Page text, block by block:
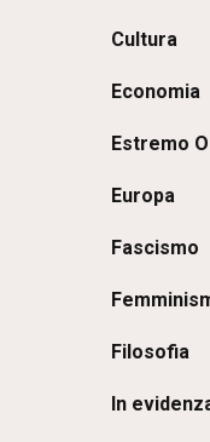
Cultura
Economia
Estremo
Europa
Fascismo
Filosofia
In